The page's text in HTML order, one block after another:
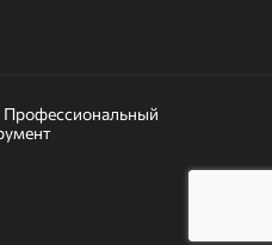
Профессиональный